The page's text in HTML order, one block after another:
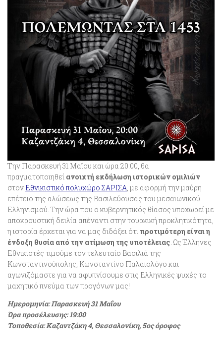
Την Παρασκευή 31 Μαΐου και ώρα 20:00, θα
πραγματοποιηθεί ανοιχτή εκδήλωση ιστορικών ομιλιών
στον Εθνικιστικό πολυχώρο ΣΑΡΙΣΑ , με αφορμή την μαύρη
επέτειο της αλώσεως της Βασιλεύουσας του μεσαιωνικού
Ελληνισμού. Την ώρα που ο κυβερνητικός θίασος υποχωρεί με
αποκρουστική δειλία απέναντι στην τουρκική προκλητικότητα,
η ιστορία έρχεται για να μας διδάξει ότι προτιμότερη είναι η
ένδοξη θυσία από την ατίμωση της υποτέλειας . Ως Έλληνες
Εθνικιστές τιμούμε τον τελευταίο Βασιλιά της
Κωνσταντινούπολης, Κωνσταντίνο Παλαιολόγο και
αγωνιζόμαστε για να αφυπνίσουμε στις Ελληνικές ψυχές το
μαχητικό πνεύμα των προγόνων μας!
Ημερομηνία: Παρασκευή 31Μαΐου
Ώρα προσέλευσης: 19:00
Τοποθεσία: Καζαντζάκη 4, Θεσσαλονίκη, 5ος όροφος